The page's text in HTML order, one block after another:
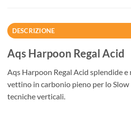
DESCRIZIONE
Aqs Harpoon Regal Acid
Aqs Harpoon Regal Acid splendide
vettino in carbonio pieno per lo
tecniche verticali.